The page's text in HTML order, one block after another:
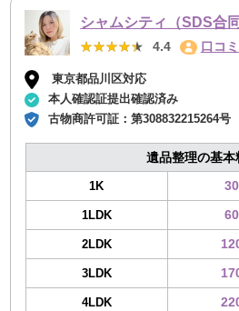
シャムシティ（SDS合
★★★★★
★★★★★ 4.4 口コミ
東京都品川区対応
本人確認証提出確認済み
古物商許可証：第308832215264号
遺品整理の基本
1K
1LDK
2LDK
3LDK
4LDK